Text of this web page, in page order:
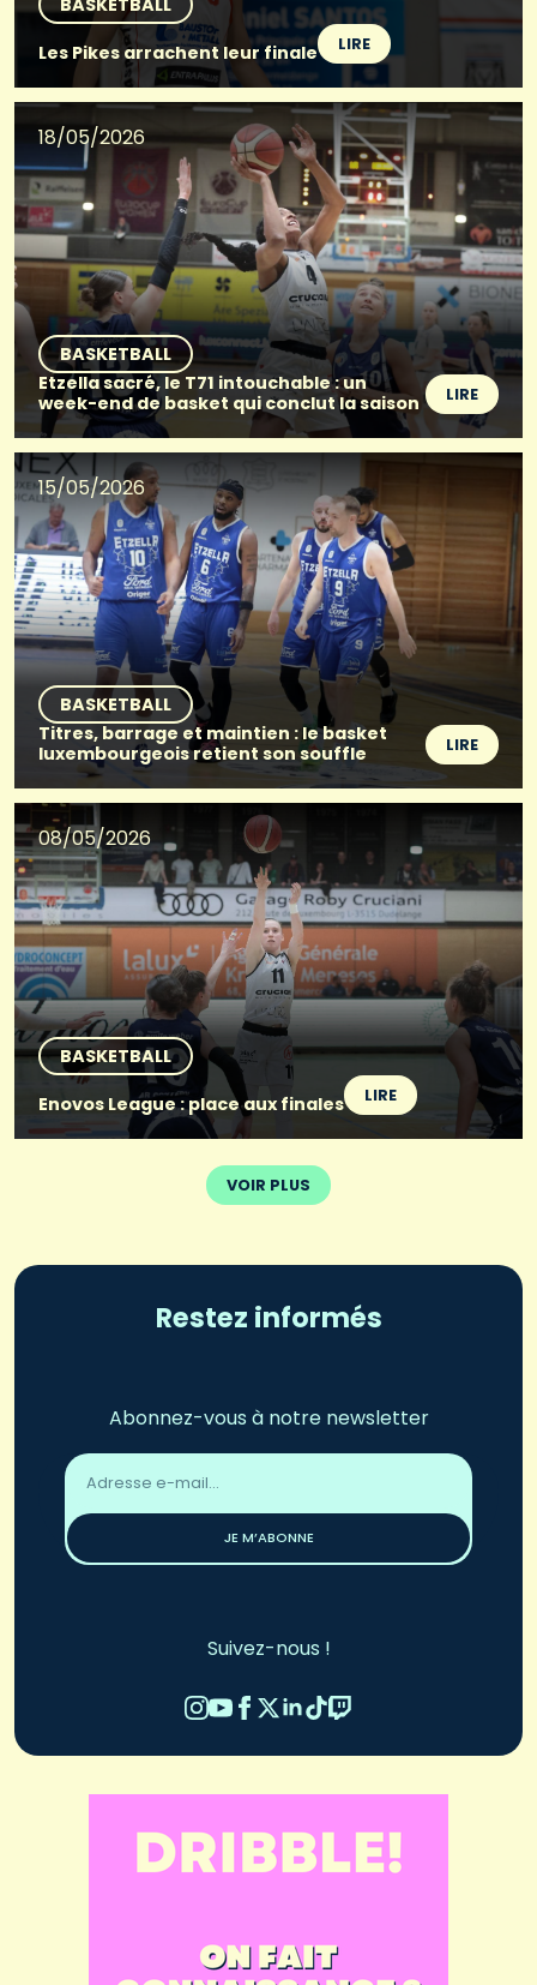
BASKETBALL
Les Pikes arrachent leur finale
LIRE
18/05/2026
BASKETBALL
Etzella sacré, le T71 intouchable : un
week-end de basket qui conclut la saison
LIRE
15/05/2026
BASKETBALL
Titres, barrage et maintien : le basket
luxembourgeois retient son souffle
LIRE
08/05/2026
BASKETBALL
Enovos League : place aux finales
LIRE
VOIR PLUS
Restez informés
Abonnez-vous à notre newsletter
Adresse
email
JE M’ABONNE
Suivez-nous !